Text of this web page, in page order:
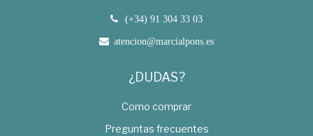
(+34) 91 304 33 03
atencion@marcialpons.es
¿DUDAS?
Como comprar
Preguntas frecuentes